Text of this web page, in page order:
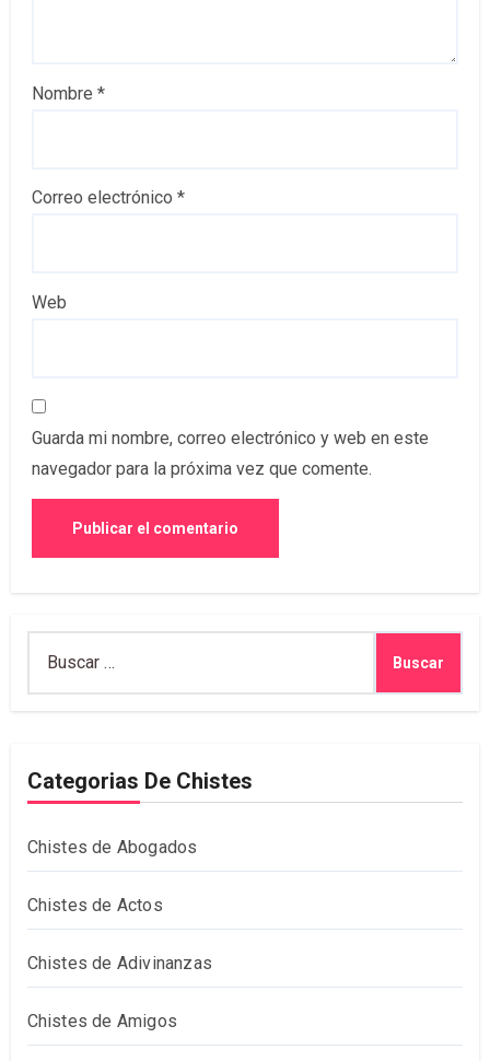
Nombre *
Correo electrónico *
Web
Guarda mi nombre, correo electrónico y web en este
navegador para la próxima vez que comente.
Categorias De Chistes
Chistes de Abogados
Chistes de Actos
Chistes de Adivinanzas
Chistes de Amigos